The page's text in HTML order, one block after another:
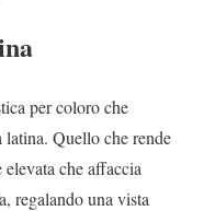
per coloro che
Quello che rende
che affaccia
regalando una vista